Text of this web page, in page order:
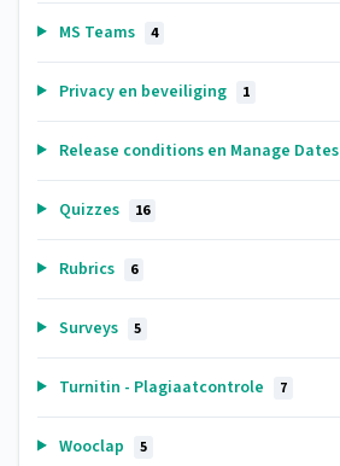
MS Teams 4
Privacy en beveiliging 1
Release conditions en Manage Dates
Quizzes 16
Rubrics 6
Surveys 5
Turnitin - Plagiaatcontrole 7
Wooclap 5